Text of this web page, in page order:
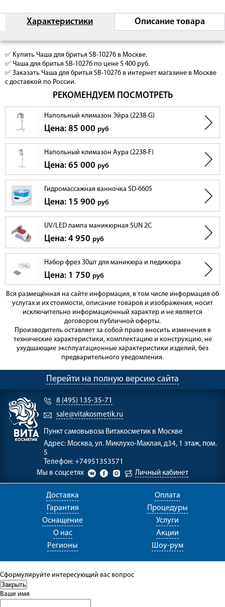
Характеристики Описание товара
✅ Купить Чаша для бритья SB-10276 в Москве.
✅ Чаша для бритья SB-10276 по цене 5 400 руб.
✅ Заказать Чаша для бритья SB-10276 в интернет магазине в Москве
с доставкой по России.
РЕКОМЕНДУЕМ ПОСМОТРЕТЬ
Напольный климазон Эйра (2238-G)
Цена: 85 000 руб
Напольный климазон Аура (2238-F)
Цена: 65 000 руб
Гидромассажная ванночка SD-6605
Цена: 15 900 руб
UV/LED лампа маникюрная SUN 2C
Цена: 4 950 руб
Набор фрез 30шт для маникюра и педикюра
Цена: 1 750 руб
Вся размещённая на сайте информация, в том числе информация об
услугах и их стоимости, описание товаров и изображения, носит
исключительно информационный характер и не является
договором публичной оферты.
Производитель оставляет за собой право вносить изменения в
технические характеристики, комплектацию и конструкцию, не
ухудшающие эксплуатационные характеристики изделий, без
предварительного уведомления.
Перейти на полную версию сайта
8 (495) 135-35-71
sale@vitakosmetik.ru
Пункт самовывоза Витакосметик в Москве
Адрес: Москва, ул. Миклухо-Маклая, д34, 1 этаж, пом.
5
Телефон: +74951353571
Мы в соцсетях
Личный кабинет
Доставка
Оплата
Гарантия
Процедуры
Оснащение
Услуги
О нас
Акции
Регионы
Шоу-рум
Сформулируйте интересующий вас вопрос
Ваше имя